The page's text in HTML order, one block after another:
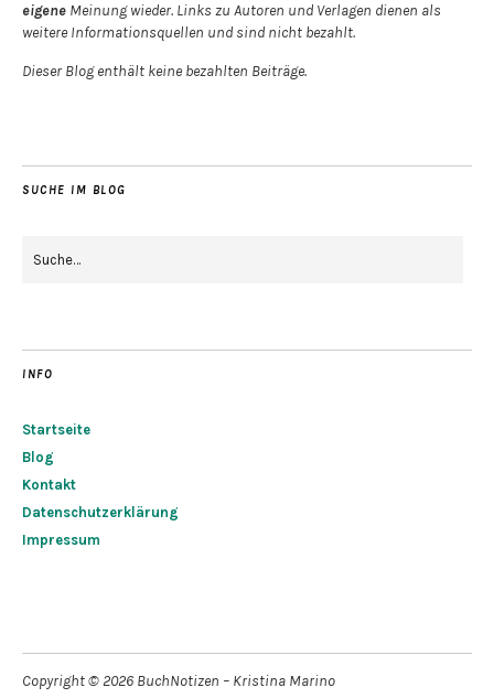
eigene Meinung wieder. Links zu Autoren und Verlagen dienen als
weitere Informationsquellen und sind nicht bezahlt.
Dieser Blog enthält keine bezahlten Beiträge.
SUCHE IM BLOG
INFO
Startseite
Blog
Kontakt
Datenschutzerklärung
Impressum
Copyright © 2026 BuchNotizen – Kristina Marino